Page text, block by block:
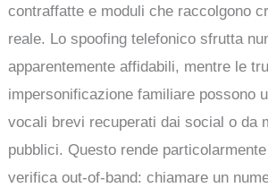
contraffatte e moduli che raccolgono
reale. Lo spoofing telefonico sfrutta
apparentemente affidabili, mentre le
impersonificazione familiare possono
vocali brevi recuperati dai social o da
pubblici. Questo rende
verifica out-of-band: chiamare un